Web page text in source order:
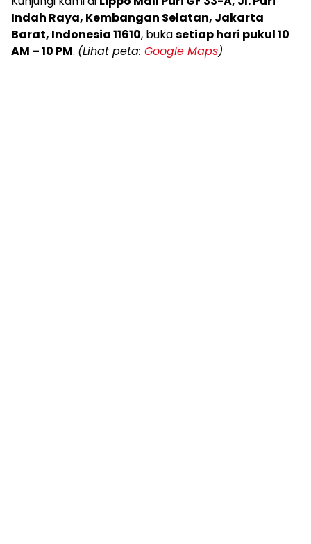
Indah Raya, Kembangan Selatan, Jakarta
Barat, Indonesia 11610, bukasetiap hari pukul 10
AM – 10 PM. (Lihat peta: Google Maps)